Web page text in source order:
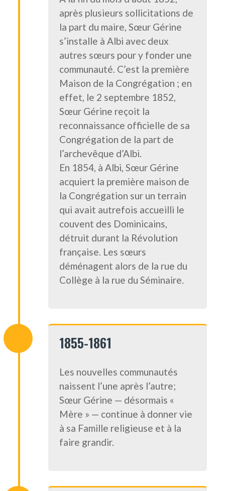
après plusieurs sollicitations de
la part du maire, Sœur Gérine
s’installe à Albi avec deux
autres sœurs pour y fonder une
communauté. C’est la première
Maison de la Congrégation ; en
effet, le 2 septembre 1852,
Sœur Gérine reçoit la
reconnaissance officielle de sa
Congrégation de la part de
l’archevêque d’Albi.
En 1854, à Albi, Sœur Gérine
acquiert la première maison de
la Congrégation sur un terrain
qui avait autrefois accueilli le
couvent des Dominicains,
détruit durant la Révolution
française. Les sœurs
déménagent alors de la rue du
Collège à la rue du Séminaire.
1855-1861
Les nouvelles communautés
naissent l’une après l’autre;
Sœur Gérine — désormais «
Mère » — continue à donner vie
à sa Famille religieuse et à la
faire grandir.